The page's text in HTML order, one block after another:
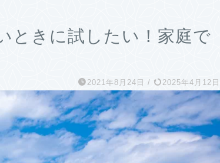
ときに試したい！家庭で
2021年8月24日 / 2025年4月12日